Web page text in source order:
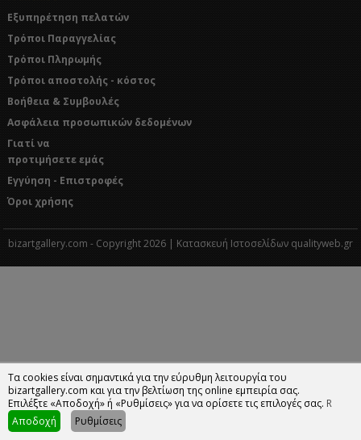
Εξυπηρέτηση πελατών
Τρόποι Παραγγελίας
Τρόποι Πληρωμής
Τρόποι αποστολής - κόστος
Βοήθεια & Συμβουλές
Ασφάλεια προσωπικών δεδομένων
Γιατί να
προτιμήσετε εμάς
Εγγύηση - Επιστροφές
Όροι χρήσης
bizartgallery.com - Copyright 2026 | Κατασκευή Ιστοσελίδων qualityweb.gr
Τα cookies είναι σημαντικά για την εύρυθμη λειτουργία του
bizartgallery.com και για την βελτίωση της online εμπειρία σας.
Επιλέξτε «Αποδοχή» ή «Ρυθμίσεις» για να ορίσετε τις επιλογές σας. R
Αποδοχή
Ρυθμίσεις